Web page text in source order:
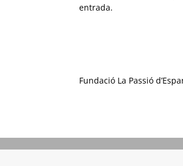
entrada.
Fundació La Passió